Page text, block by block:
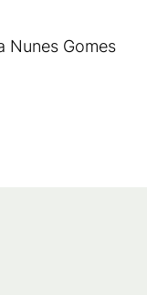
Nunes Gomes